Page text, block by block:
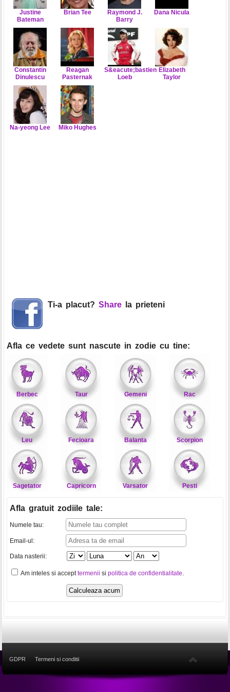
Justine
Bateman
Brian Tee
Raymond J.
Barry
Dana Nicula
Constantin
Dinulescu
Reagan
Pasternak
S&eacute;bastien
Loeb
Elizabeth
Taylor
Na-yeong Lee Miko Hughes
Ti-a placut? Share la prieteni
Afla ce vedete sunt nascute in zodie cu tine:
Berbec Taur Gemeni Rac
Leu Fecioara Balanta Scorpion
Sagetator Capricorn Varsator Pesti
Afla gratuit zodiile tale:
Numele tau:
Email-ul:
Data nasterii:
Am inteles si accepttermenii si politica de confidentialitate
GDPR Termeni si conditii